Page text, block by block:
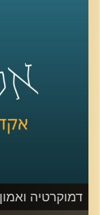
פעולה גם כשאין
את העתיד הכחול
בפרק הזה תשמעו
אמיתיות, והרבה
דמוקרטיה ואמון